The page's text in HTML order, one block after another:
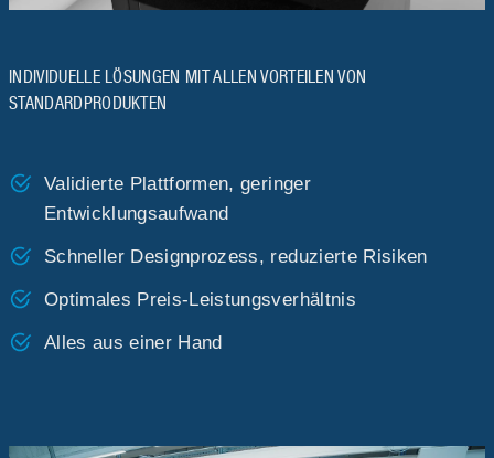
INDIVIDUELLE LÖSUNGEN MIT ALLEN VORTEILEN VON
STANDARDPRODUKTEN
Validierte Plattformen, geringer
Entwicklungsaufwand
Schneller Designprozess, reduzierte Risiken
Optimales Preis-Leistungsverhältnis
Alles aus einer Hand